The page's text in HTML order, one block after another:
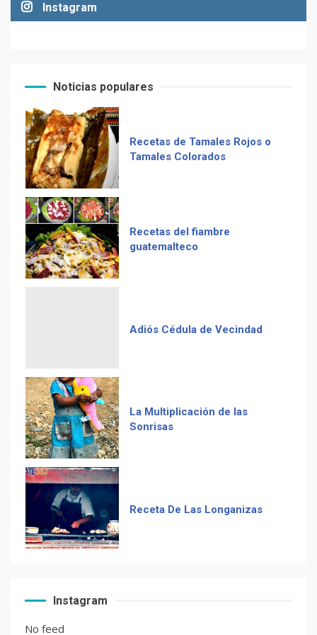
Guatemala por empresa de
USA
descargada para educación
Instagram
Noticias populares
Recetas del fiambre
guatemalteco
Adiós Cédula de Vecindad
Sonrisas
Receta De Las Longanizas
Frases guatemaltecas
Instagram
No feed